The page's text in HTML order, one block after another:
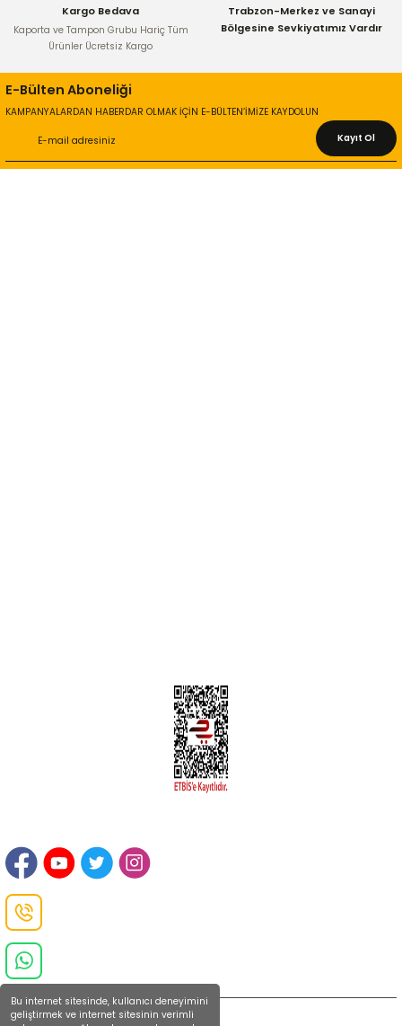
Bu internet sitesinde, kullanıcı deneyimini
geliştirmek ve internet sitesinin verimli
Kargo Bedava
Kaporta ve Tampon Grubu Hariç Tüm
Ürünler Ücretsiz Kargo
Trabzon-Merkez ve Sanayi
Bölgesine Sevkiyatımız Vardır
E-Bülten Aboneliği
KAMPANYALARDAN HABERDAR OLMAK İÇİN E-BÜLTEN’İMİZE KAYDOLUN
Kayıt Ol